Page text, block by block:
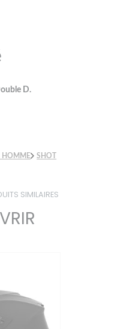
D.
HOMME SHOT
SIMILAIRES